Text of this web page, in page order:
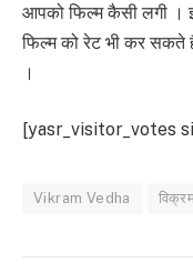
आपको फिल्म कैसी लगी
फिल्म को रेट भी कर सकते
।
[yasr_visitor_votes
Vikram Vedha